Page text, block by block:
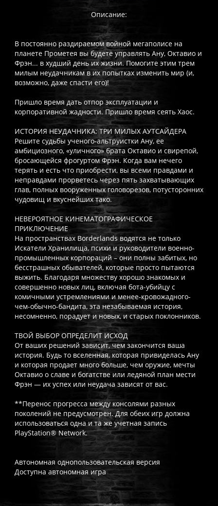
Описание:
В постоянно раздираемом войной мегаполисе на
планете Прометея вы будете управлять Ану, Октавио и
Фрэн... в худший день их жизни. Помогите этим трем
милым неудачникам в их попытках изменить мир (и,
возможно, даже спасти его)!
Пришло время дать отпор эксплуатации и
корпоративной жадности. Пришло время сеять Хаос.
ИСТОРИЯ НЕУДАЧНИКА: ТРИ МИЛЫХ АУТСАЙДЕРА
Решите судьбы ученого-альтруистки Ану, ее
амбициозного, «уличного» брата Октавио и свирепой,
бросающейся фрогуртом Фрэн. Когда вам нечего
терять и есть что приобрести, вы всеми правдами и
неправдами прорветесь через пять захватывающих
глав, полных вооруженных головорезов, потусторонних
чудовищ и вкуснейших тако.
НЕВЕРОЯТНОЕ КИНЕМАТОГРАФИЧЕСКОЕ
ПРИКЛЮЧЕНИЕ
На пространствах Borderlands водятся не только
Искатели Хранилища, психи и руководители военно-
промышленных корпораций – они полны забитых, но
бесстрашных обывателей, которые просто пытаются
выжить. Благодаря множеству хорошо знакомых и
совершенно новых лиц, включая бота-убийцу с
комичными устремлениями и менее-кровожадного-
чем-обычно-бандита, эта незабываемая история,
несомненно, порадует и новых, и старых поклонников.
ТВОЙ ВЫБОР ОПРЕДЕЛИТ ИСХОД
От ваших решений зависит, чем закончится ваша
история. Будь то вселенная, которая привиделась Ану
и которая продает много больше, чем оружие, мечты
Октавио о славе и богатстве или ледяной план мести
Фрэн — их успех или неудача зависят от вас.
**Перенос прогресса между консолями разных
поколений не предусмотрен. Для обеих игр должна
использоваться одна и та же учетная запись
PlayStation® Network.
Автономная однопользовательская версия
Доступна автономная игра